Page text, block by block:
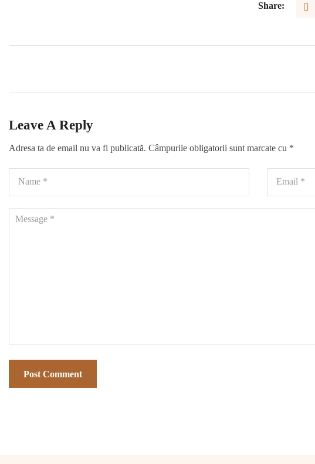
Share:
Leave A Reply
Adresa ta de email nu va fi publicată. Câmpurile obligatorii sunt marcate cu *